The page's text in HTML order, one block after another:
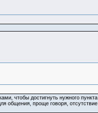
чтобы достигнуть нужного
общения, проще говоря,